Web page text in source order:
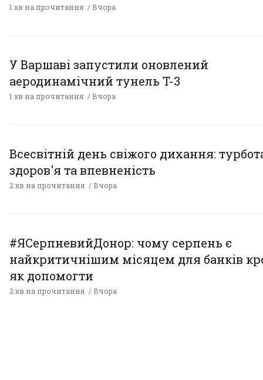
1 хв на прочитання Вчора
У Варшаві запустили оновлений
аеродинамічний тунель T-3
1 хв на прочитання Вчора
Всесвітній день свіжого дихання:
здоров'я та впевненість
2 хв на прочитання Вчора
#ЯСерпневийДонор: чому серпень є
найкритичнішим місяцем для банків
як допомогти
2 хв на прочитання Вчора